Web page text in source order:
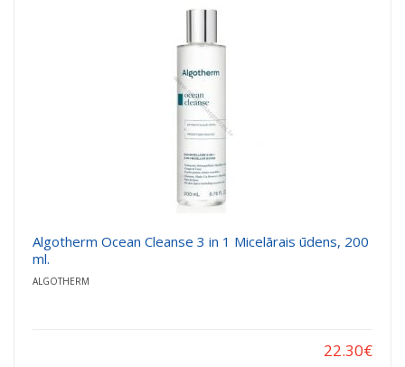
Algotherm Ocean Cleanse 3 in 1 Micelārais ūdens, 200
ml.
ALGOTHERM
22.30€